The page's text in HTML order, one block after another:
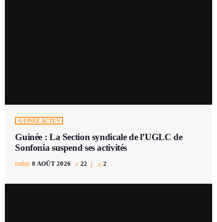
GUINÉE ACTUS
Guinée : La Section syndicale de l’UGLC de
Sonfonia suspend ses activités
today 8 AOÛT 2026 22 2